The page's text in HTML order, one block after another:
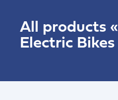
All products «
Electric Bikes